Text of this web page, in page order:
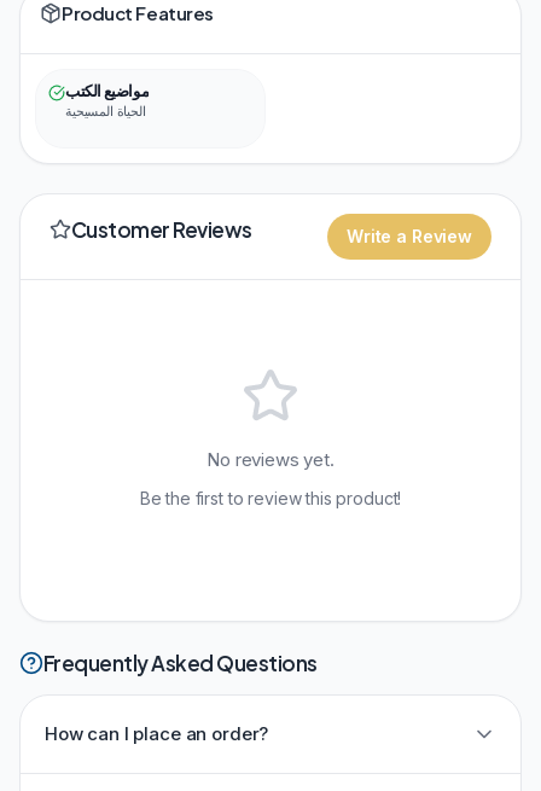
Product Features
مواضيع الكتب
الحياة المسيحية
Customer Reviews Write a Review
No reviews yet.
Be the first to review this product!
Frequently Asked Questions
How can I place an order?